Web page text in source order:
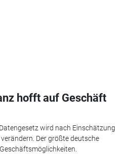
hofft auf Geschäft
wird nach Einschätzung
Der größte deutsche